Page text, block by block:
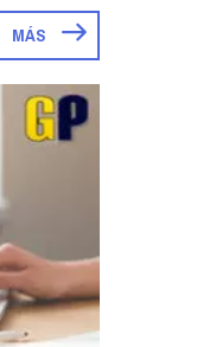
MÁS